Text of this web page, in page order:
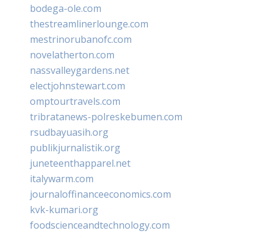
bodega-ole.com
thestreamlinerlounge.com
mestrinorubanofc.com
novelatherton.com
nassvalleygardens.net
electjohnstewart.com
omptourtravels.com
tribratanews-polreskebumen.com
rsudbayuasih.org
publikjurnalistik.org
juneteenthapparel.net
italywarm.com
journaloffinanceeconomics.com
kvk-kumari.org
foodscienceandtechnology.com